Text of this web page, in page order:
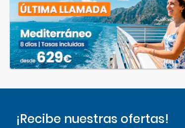
¡Recibe nuestras ofertas!